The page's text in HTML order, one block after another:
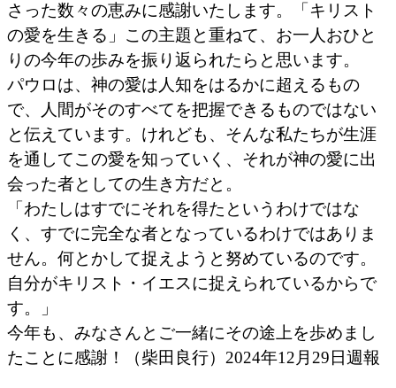
さった数々の恵みに感謝いたします。「キリスト
の愛を生きる」この主題と重ねて、お一人おひと
りの今年の歩みを振り返られたらと思います。
パウロは、神の愛は人知をはるかに超えるもの
で、人間がそのすべてを把握できるものではない
と伝えています。けれども、そんな私たちが生涯
を通してこの愛を知っていく、それが神の愛に出
会った者としての生き方だと。
「わたしはすでにそれを得たというわけではな
く、すでに完全な者となっているわけではありま
せん。何とかして捉えようと努めているのです。
自分がキリスト・イエスに捉えられているからで
す。」
今年も、みなさんとご一緒にその途上を歩めまし
たことに感謝！（柴田良行）2024年12月29日週報